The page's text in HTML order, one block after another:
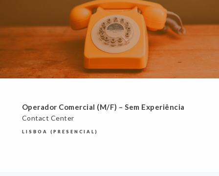
Operador Comercial (M/F) – Sem Experiência
Contact Center
LISBOA (PRESENCIAL)